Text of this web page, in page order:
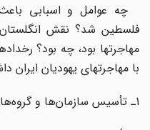
چه عوامل و اسبابی باعث
فلسطین شد؟ نقش انگلستان
با مهاجرتهای یهودیان ایران